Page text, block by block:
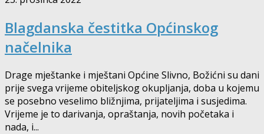
Blagdanska čestitka Općinskog
načelnika
Drage mještanke i mještani Općine Slivno, Božićni su dani
prije svega vrijeme obiteljskog okupljanja, doba u kojemu
se posebno veselimo bližnjima, prijateljima i susjedima.
Vrijeme je to darivanja, opraštanja, novih početaka i
nada, i...